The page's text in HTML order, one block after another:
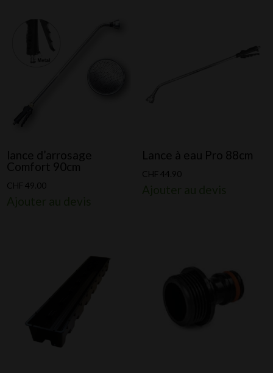
CHF 2.90
lance d’arrosage
Comfort 90cm
CHF 49.00
Lance à eau Pro 88cm
CHF 44.90